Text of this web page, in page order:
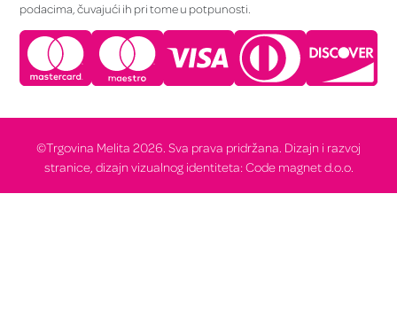
podacima, čuvajući ih pri tome u potpunosti.
©Trgovina Melita 2026. Sva prava pridržana. Dizajn i razvoj
stranice, dizajn vizualnog identiteta: Code magnet d.o.o.